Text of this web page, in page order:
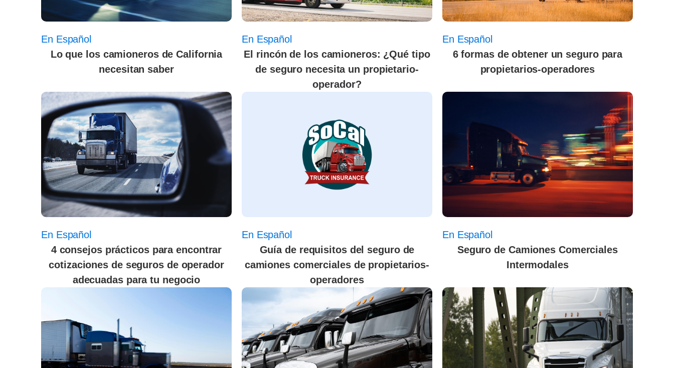
En Español
Lo que los camioneros de California
necesitan saber
En Español
El rincón de los camioneros: ¿Qué tipo
de seguro necesita un propietario-
operador?
En Español
6 formas de obtener un seguro para
propietarios-operadores
En Español
4 consejos prácticos para encontrar
cotizaciones de seguros de operador
adecuadas para tu negocio
En Español
Guía de requisitos del seguro de
camiones comerciales de propietarios-
operadores
En Español
Seguro de Camiones Comerciales
Intermodales